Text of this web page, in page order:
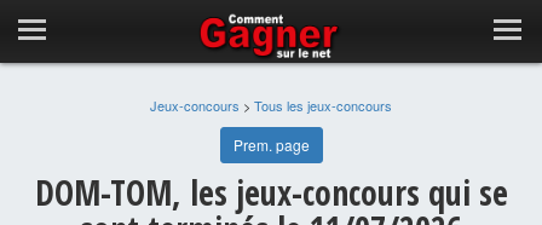
Jeux-concours > Tous les jeux-concours
Prem. page
DOM-TOM, les jeux-concours qui se